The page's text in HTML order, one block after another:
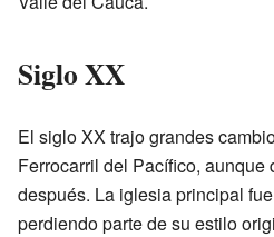
Siglo XX
El siglo XX trajo grandes
Ferrocarril del Pacífico, aunque
después. La iglesia principal
perdiendo parte de su estilo